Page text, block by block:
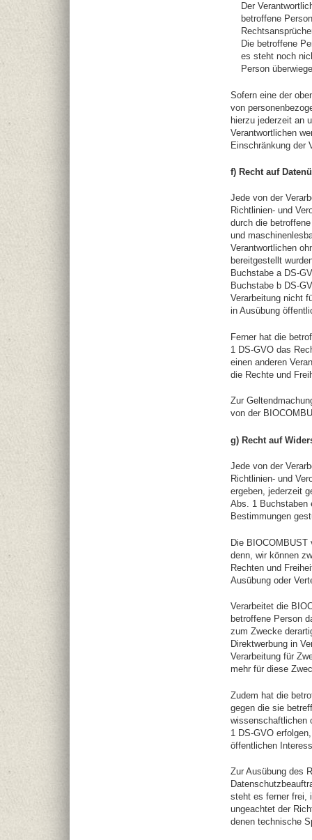
Der
betroffene
Die betroffene
es steht noch
Person
Sofern eine der
von
hierzu jederzeit an
Verantwortlichen
Einschränkung der
f) Recht auf
Jede von der
Richtlinien- und
durch die
und
Verantwortlichen
bereitgestellt
Buchstabe a DS-
Buchstabe b DS-
Verarbeitung nicht
in Ausübung
Ferner hat die
1 DS-GVO das
einen anderen
die Rechte und
Zur
von der
g) Recht auf
Jede von der
Richtlinien- und
ergeben, jederzeit
Abs. 1 Buchstaben
Bestimmungen
Die BIOCOMBUST
denn, wir können
Rechten und
Ausübung oder
Verarbeitet die
betroffene Person
zum Zwecke
Direktwerbung in
Verarbeitung für
mehr für diese
Zudem hat die
gegen die sie
wissenschaftlichen
1 DS-GVO
öffentlichen
Zur Ausübung des
steht es ferner frei,
ungeachtet der
denen technische